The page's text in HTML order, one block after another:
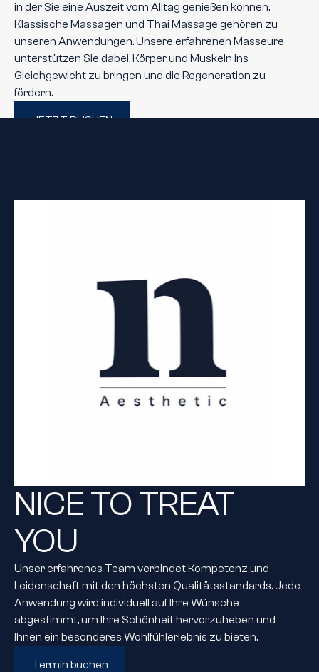
in der Sie eine Auszeit vom Alltag genießen können.
Klassische Massagen und Thai Massage gehören zu
unseren Anwendungen. Unsere erfahrenen Masseure
unterstützen Sie dabei, Körper und Muskeln ins
Gleichgewicht zu bringen und die Regeneration zu
fördern.
JETZT BUCHEN
NICE TO TREAT
YOU
Unser erfahrenes Team verbindet Kompetenz und
Leidenschaft mit den höchsten Qualitätsstandards. Jede
Anwendung wird individuell auf Ihre Wünsche
abgestimmt, um Ihre Schönheit hervorzuheben und
Ihnen ein besonderes Wohlfühlerlebnis zu bieten.
Termin buchen